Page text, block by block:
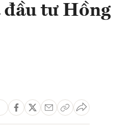
đầu tư Hồng